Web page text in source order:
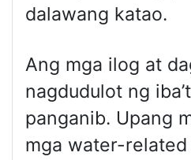
dalawang katao.
Ang mga ilog at
nagdudulot ng
panganib. Upang
mga water-